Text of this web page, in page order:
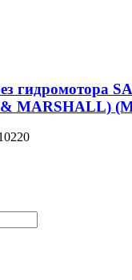
гидромотора
MARSHALL)